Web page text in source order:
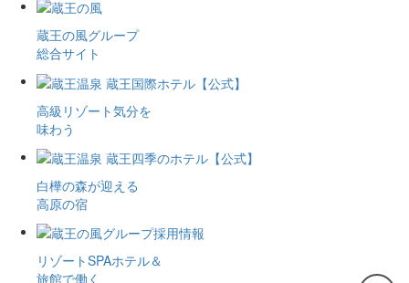
蔵王の風グループ
総合サイト
高級リゾート気分を
味わう
白樺の森が迎える
高原の宿
リゾートSPAホテル＆
旅館で働く